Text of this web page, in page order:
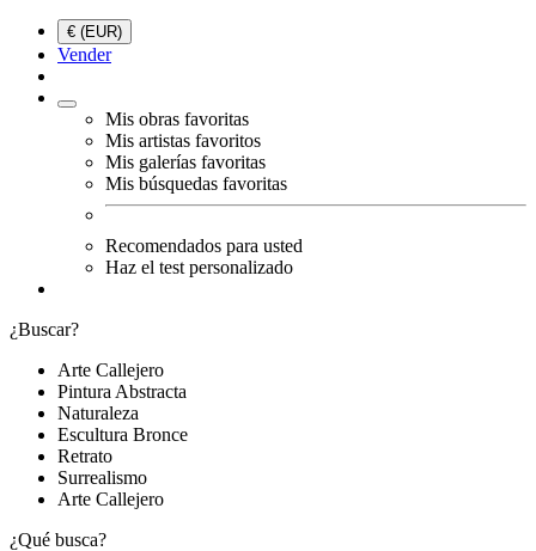
€ (EUR)
Vender
Mis obras favoritas
Mis artistas favoritos
Mis galerías favoritas
Mis búsquedas favoritas
Recomendados para usted
Haz el test personalizado
¿Buscar?
Arte Callejero
Pintura Abstracta
Naturaleza
Escultura Bronce
Retrato
Surrealismo
Arte Callejero
¿Qué busca?